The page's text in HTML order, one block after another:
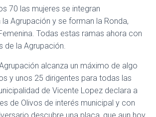
70 las mujeres se integran
Agrupación y se forman la Ronda,
Todas estas ramas ahora con
de la Agrupación.
alcanza un máximo de algo
y unos 25 dirigentes para todas las
de Vicente Lopez declara a
de Olivos de interés municipal y con
descubre una placa, que aun hoy